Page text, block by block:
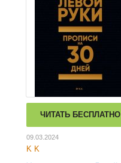
ЧИТАТЬ БЕСПЛАТНО
09.03.2024
K K